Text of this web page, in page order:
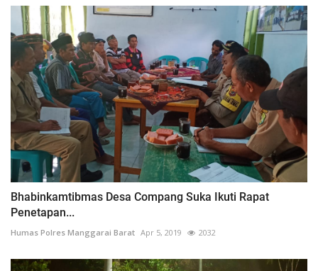
Bhabinkamtibmas Desa Compang Suka Ikuti Rapat
Penetapan...
Humas Polres Manggarai Barat Apr 5, 2019 2032